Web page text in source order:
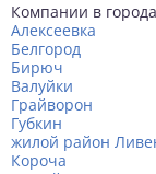
Компании в
Алексеевка
Белгород
Бирюч
Валуйки
Грайворон
Губкин
жилой район
Короча